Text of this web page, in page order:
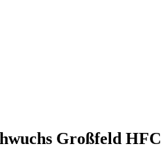
Großfeld HFC